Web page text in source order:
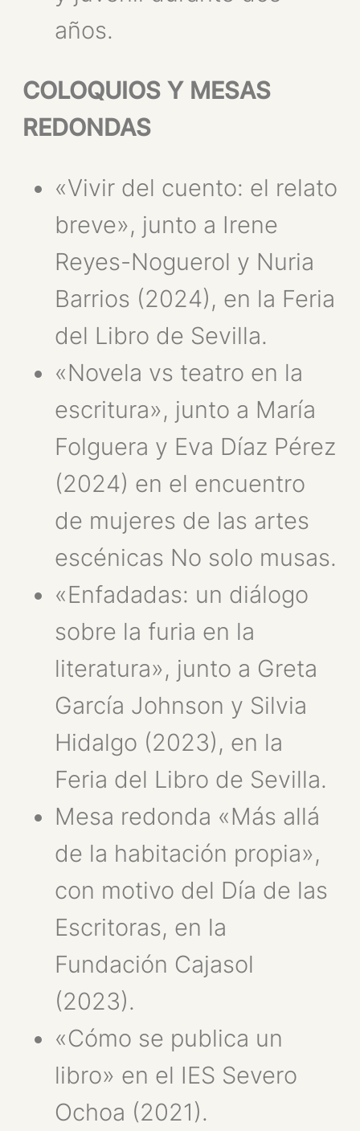
años.
COLOQUIOS Y MESAS
REDONDAS
«Vivir del cuento: el relato
breve», junto a Irene
Reyes-Noguerol y Nuria
Barrios (2024), en la Feria
del Libro de Sevilla.
«Novela vs teatro en la
escritura», junto a María
Folguera y Eva Díaz Pérez
(2024) en el encuentro
de mujeres de las artes
escénicas No solo musas.
«Enfadadas: un diálogo
sobre la furia en la
literatura», junto a Greta
García Johnson y Silvia
Hidalgo (2023), en la
Feria del Libro de Sevilla.
Mesa redonda «Más allá
de la habitación propia»,
con motivo del Día de las
Escritoras, en la
Fundación Cajasol
(2023).
«Cómo se publica un
libro» en el IES Severo
Ochoa (2021).